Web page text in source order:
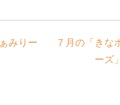
みりー
７月の「きな
ーズ